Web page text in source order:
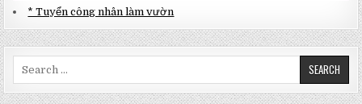
* Tuyển công nhân làm vườn